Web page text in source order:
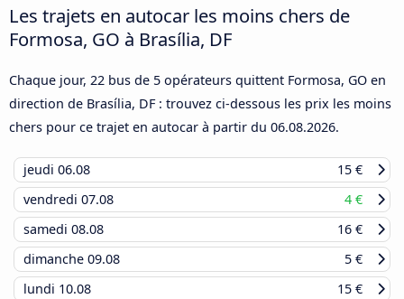
Les trajets en autocar les moins chers de
Formosa, GO à Brasília, DF
Chaque jour, 22 bus de 5 opérateurs quittent Formosa, GO en
direction de Brasília, DF : trouvez ci-dessous les prix les moins
chers pour ce trajet en autocar à partir du 06.08.2026.
jeudi 06.08
15 €
vendredi 07.08
4 €
samedi 08.08
16 €
dimanche 09.08
5 €
lundi 10.08
15 €